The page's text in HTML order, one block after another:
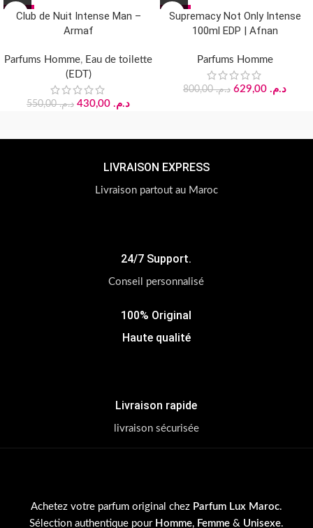
-22%
Club de Nuit Intense Man –
Armaf
Parfums Homme, Eau de toilette
(EDT)
د.م.550,00 د.م.
-21%
Supremacy Not Only Intense
100ml EDP | Afnan
Parfums Homme
د.م.800,00 د.م.
LIVRAISON EXPRESS
Livraison partout au Maroc
24/7 Support.
Conseil personnalisé
100% Original
Haute qualité
Livraison rapide
livraison sécurisée
Achetez votre parfum original chez Parfum Lux Maroc.
Sélection authentique pour Homme, Femme& Unisexe.